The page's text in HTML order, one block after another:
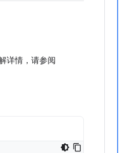
详情，请参阅